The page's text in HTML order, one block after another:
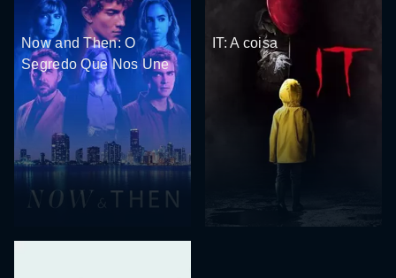
Now and Then: O
Segredo Que Nos Une
IT: A coisa